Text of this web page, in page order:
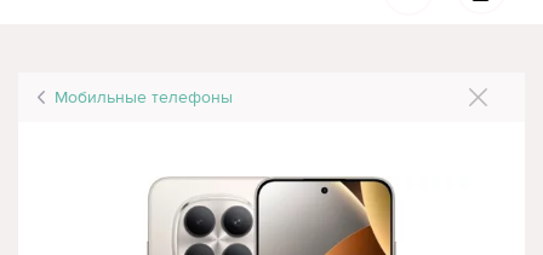
Мобильные телефоны